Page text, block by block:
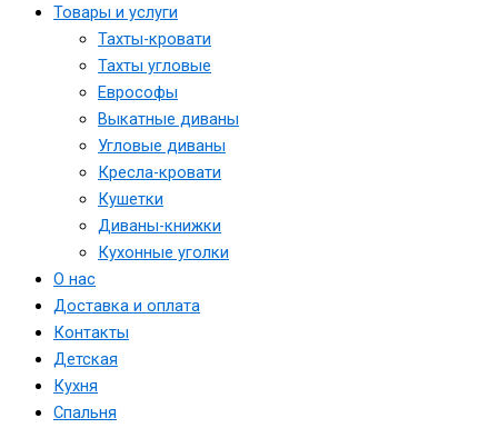
Товары и услуги
Тахты-кровати
Тахты угловые
Еврософы
Выкатные диваны
Угловые диваны
Кресла-кровати
Кушетки
Диваны-книжки
Кухонные уголки
О нас
Доставка и оплата
Контакты
Детская
Кухня
Спальня